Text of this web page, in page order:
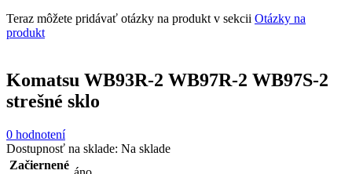
Teraz môžete pridávať otázky na produkt v sekcii Otázky na
produkt
Komatsu WB93R-2 WB97R-2 WB97S-2
strešné sklo
0 hodnotení
Dostupnosť na sklade: Na sklade
Začiernené